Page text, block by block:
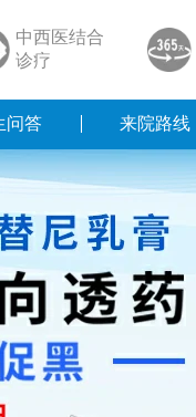
中西医结合
诊疗
问答 来院路线